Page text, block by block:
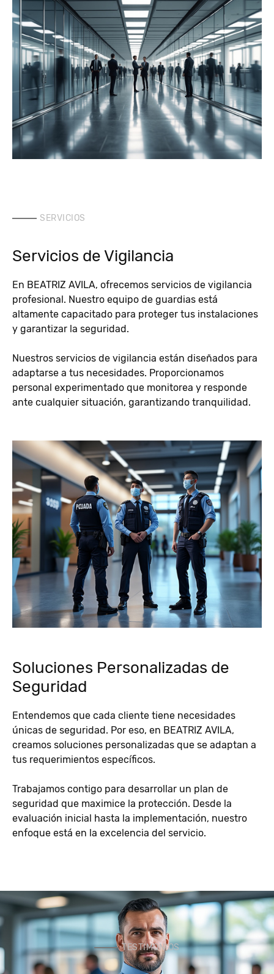
SERVICIOS
Servicios de Vigilancia
En BEATRIZ AVILA, ofrecemos servicios de vigilancia
profesional. Nuestro equipo de guardias está
altamente capacitado para proteger tus instalaciones
y garantizar la seguridad.
Nuestros servicios de vigilancia están diseñados para
adaptarse a tus necesidades. Proporcionamos
personal experimentado que monitorea y responde
ante cualquier situación, garantizando tranquilidad.
Soluciones Personalizadas de
Seguridad
Entendemos que cada cliente tiene necesidades
únicas de seguridad. Por eso, en BEATRIZ AVILA,
creamos soluciones personalizadas que se adaptan a
tus requerimientos específicos.
Trabajamos contigo para desarrollar un plan de
seguridad que maximice la protección. Desde la
evaluación inicial hasta la implementación, nuestro
enfoque está en la excelencia del servicio.
TESTIMONIOS